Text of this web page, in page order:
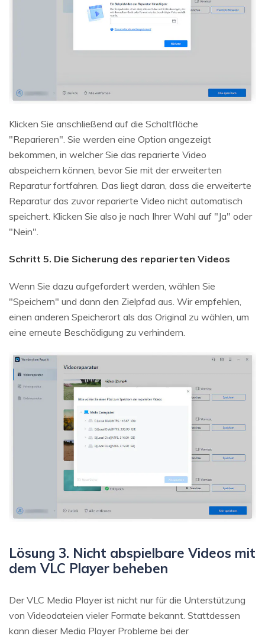
Klicken Sie anschließend auf die Schaltfläche
"Reparieren". Sie werden eine Option angezeigt
bekommen, in welcher Sie das reparierte Video
abspeichern können, bevor Sie mit der erweiterten
Reparatur fortfahren. Das liegt daran, dass die erweiterte
Reparatur das zuvor reparierte Video nicht automatisch
speichert. Klicken Sie also je nach Ihrer Wahl auf "Ja" oder
"Nein".
Schritt 5. Die Sicherung des reparierten Videos
Wenn Sie dazu aufgefordert werden, wählen Sie
"Speichern" und dann den Zielpfad aus. Wir empfehlen,
einen anderen Speicherort als das Original zu wählen, um
eine erneute Beschädigung zu verhindern.
Lösung 3. Nicht abspielbare Videos mit
dem VLC Player beheben
Der VLC Media Player ist nicht nur für die Unterstützung
von Videodateien vieler Formate bekannt. Stattdessen
kann dieser Media Player Probleme bei der